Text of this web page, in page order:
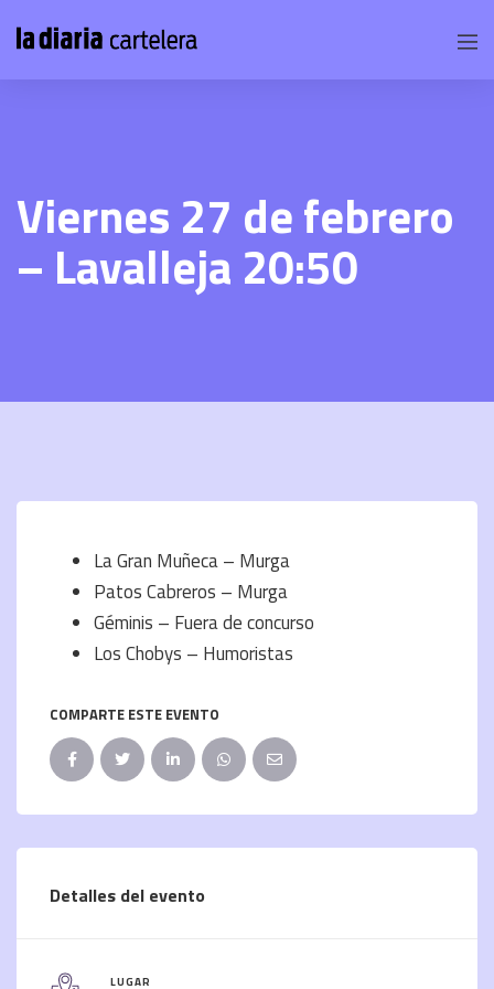
Viernes 27 de febrero
– Lavalleja 20:50
La Gran Muñeca – Murga
Patos Cabreros – Murga
Géminis – Fuera de concurso
Los Chobys – Humoristas
COMPARTE ESTE EVENTO
Detalles del evento
LUGAR